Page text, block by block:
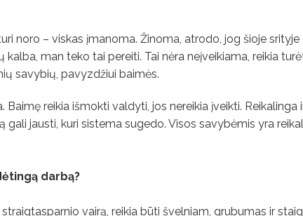
noro – viskas įmanoma. Žinoma, atrodo, jog šioje srityje
man teko tai pereiti. Tai nėra neįveikiama, reikia
savybių, pavyzdžiui baimės.
reikia išmokti valdyti, jos nereikia įveikti. Reikalinga
jausti, kuri sistema sugedo. Visos savybėmis yra
darbą?
vairą, reikia būti švelniam, grubumas ir